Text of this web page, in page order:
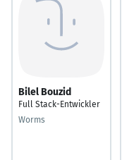
Bilel Bouzid
Full Stack-Entwickler
Worms